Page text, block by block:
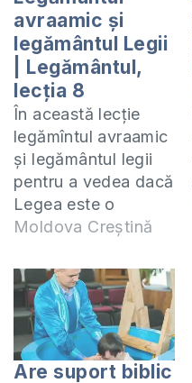
avraamic și
legământul Legii
| Legământul,
lecția 8
În această lecție
legămîntul avraamic
și legământul legii
pentru a vedea dacă
Legea este o
extindere a
avraamic sau este
un alt legământ și
care este legătura
dintre aceste două
legăminte. Această
Moldova Creștină
Are suport biblic